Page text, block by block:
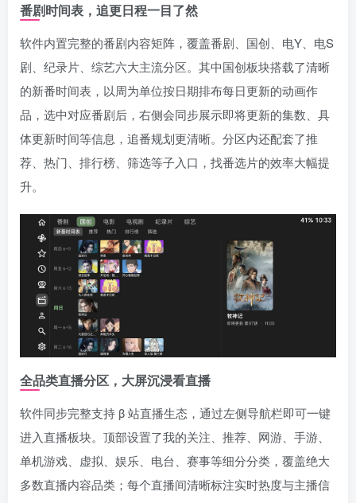
番剧时间表，追更日程一目了然
软件内置完整的番剧内容矩阵，覆盖番剧、国创、电Y、电S
剧、纪录片、综艺六大主流分区。其中国创板块搭载了清晰
的新番时间表，以周为单位按日期排布每日更新的动画作
品，选中对应番剧后，右侧会同步展示即将更新的集数、具
体更新时间等信息，追番规划更清晰。分区内还配套了推
荐、热门、排行榜、筛选等子入口，找番选片的效率大幅提
升。
全品类直播分区，大屏沉浸看直播
软件同步完整支持 β 站直播生态，通过左侧导航栏即可一键
进入直播板块。顶部设置了我的关注、推荐、网游、手游、
单机游戏、虚拟、娱乐、电台、赛事等细分分类，覆盖绝大
多数直播内容品类；每个直播间清晰标注实时热度与主播信